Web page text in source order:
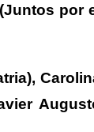
por